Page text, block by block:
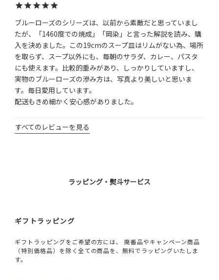
ブルーローズのシリーズは、以前から素敵だと思っていまし
たが、「1460度での焼成」「岡染」と言った解説を読み、購
入を決めました。この19cmのスープ皿はリムがない為、場所
を取らず、スープ以外にも、毎朝のサラダ、カレー、パスタ
にも使えます。比較的重みがあり、しっかりしていますし、
実物のブルーローズの滲み方は、写真より美しいと思いま
す。毎日愛用しています。
配送もきめ細かく安心感がありました。
すべてのレビューを見る
ラッピング・熨斗サービス
ギフトラッピング
ギフトラッピングをご希望の方には、 廃番品やキャンペーン商品
（特別価格品）を除く全ての商品を、無料でラッピングいたしま
す。